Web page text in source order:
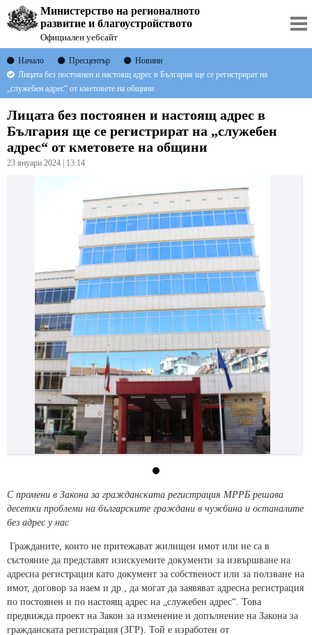
Министерство на регионалното
развитие и благоустройството
Официален уебсайт
Начало Пресцентър
Новини
Лицата без постоянен и настоящ адрес в България ще се регистрират на
„служебен адрес“ от кметовете на общини
Лицата без постоянен и настоящ адрес в
България ще се регистрират на „служебен
адрес“ от кметовете на общини
23 януари 2024 | 13:14
С промени в Закона за гражданската регистрация МРРБ решава
десетки проблеми на българските граждани в чужбина и останалите
без адрес у нас
Гражданите, които не притежават жилищен имот или не са в
състояние да представят изискуемите документи за извършване на
адресна регистрация като документ за собственост или за ползване на
имот, договор за наем и др., да могат да заявяват адресна регистрация
по постоянен и по настоящ адрес на „служебен адрес“. Това
предвижда проект на Закон за изменение и допълнение на Закона за
гражданската регистрация (ЗГР). Той е изработен от